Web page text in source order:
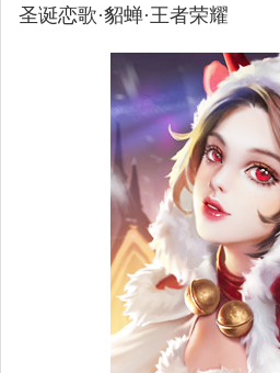
圣诞恋歌·貂蝉·王者荣耀